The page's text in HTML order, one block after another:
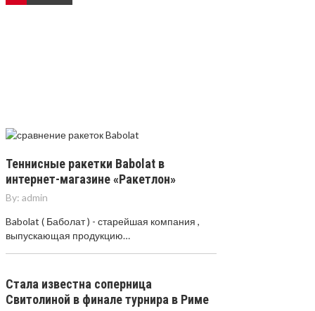
Теннисные ракетки Babolat в
интернет-магазине «Ракетлон»
By: admin
Babolat ( Баболат ) - старейшая компания ,
выпускающая продукцию…
Стала известна соперница
Свитолиной в финале турнира в Риме